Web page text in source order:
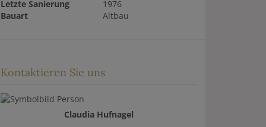
Letzte Sanierung
1976
Bauart
Altbau
Kontaktieren Sie uns
Claudia Hufnagel